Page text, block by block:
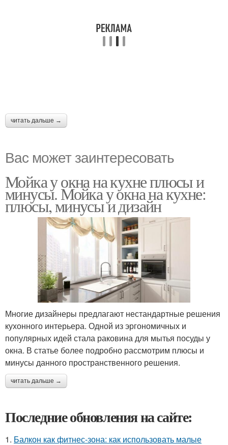
читать дальше →
Вас может заинтересовать
Мойка у окна на кухне плюсы и
минусы. Мойка у окна на кухне:
плюсы, минусы и дизайн
Многие дизайнеры предлагают нестандартные решения
кухонного интерьера. Одной из эргономичных и
популярных идей стала раковина для мытья посуды у
окна. В статье более подробно рассмотрим плюсы и
минусы данного пространственного решения.
читать дальше →
Последние обновления на сайте:
1. Балкон как фитнес-зона: как использовать малые